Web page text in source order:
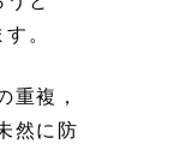
。
重複，
然に防